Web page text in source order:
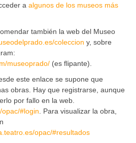
a algunos de los museos más
también la web del Museo
coleccion y, sobre
museoprado/ (es flipante).
este enlace se supone que
obras. Hay que registrarse, aunque
por fallo en la web.
#login . Para visualizar la obra,
opac/#resultados